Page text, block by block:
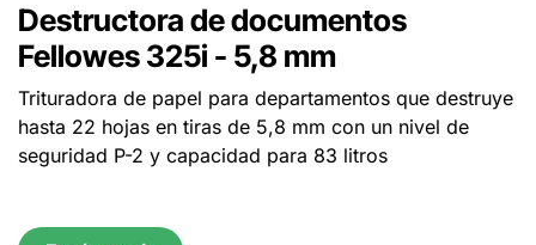
Destructora de documentos
Fellowes 325i - 5,8 mm
Trituradora de papel para departamentos que destruye
hasta 22 hojas en tiras de 5,8 mm con un nivel de
seguridad P-2 y capacidad para 83 litros